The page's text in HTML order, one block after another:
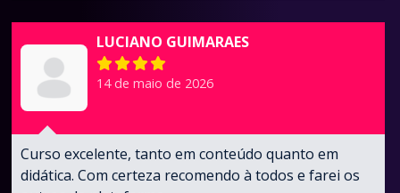
LUCIANO GUIMARAES
14 de maio de 2026
Curso excelente, tanto em conteúdo quanto em
didática. Com certeza recomendo à todos e farei os